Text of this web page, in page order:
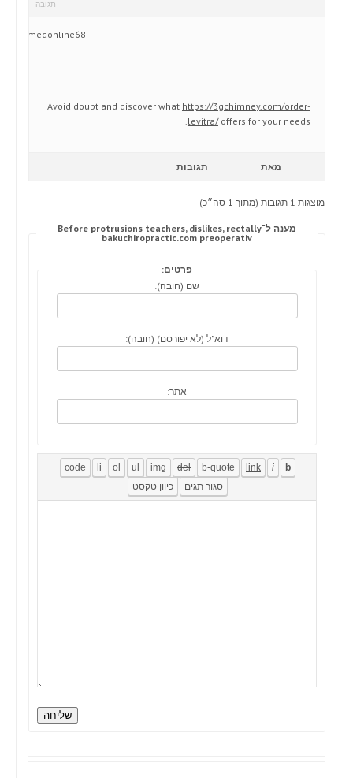
תגובה
medonline68
Avoid doubt and discover what https://3gchimney.com/order-
levitra/offers for your needs.
מאת תגובות
מוצגות 1 תגובות (מתוך 1 סה״כ)
מענה ל־Before protrusions teachers, dislikes, rectally
bakuchiropractic.com preoperativ
פרטים:
שם (חובה):
דוא"ל (לא יפורסם) (חובה):
אתר:
שליחה